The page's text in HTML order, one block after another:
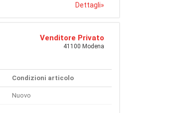
Dettagli»
Venditore Privato
41100 Modena
Condizioni articolo
Nuovo